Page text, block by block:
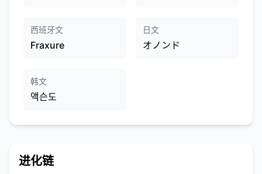
西班牙文
Fraxure
日文
オノンド
韩文
액슨도
进化链